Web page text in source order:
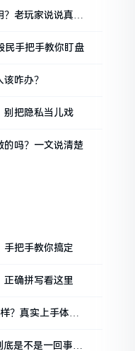
老玩家说说真实
民手把手教你盯盘
咋办？
把隐私当儿戏
吗？一文说清楚
把手教你搞定
确拼写看这里
？真实上手体验
是不是一回事？